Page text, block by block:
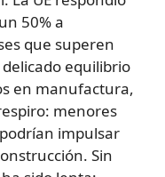
50% a
que superen
equilibrio
en manufactura,
menores
impulsar
Sin